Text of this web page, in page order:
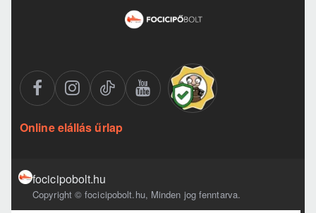
Online elállás űrlap
focicipobolt.hu
Copyright © focicipobolt.hu, Minden jog fenntarva.